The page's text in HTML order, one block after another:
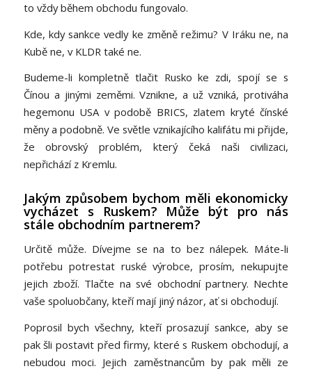
to vždy během obchodu fungovalo.
Kde, kdy sankce vedly ke změně režimu? V Iráku ne, na
Kubě ne, v KLDR také ne.
Budeme-li kompletně tlačit Rusko ke zdi, spojí se s
Čínou a jinými zeměmi. Vznikne, a už vzniká, protiváha
hegemonu USA v podobě BRICS, zlatem kryté čínské
měny a podobně. Ve světle vznikajícího kalifátu mi přijde,
že obrovský problém, který čeká naši civilizaci,
nepřichází z Kremlu.
Jakým způsobem bychom měli ekonomicky
vycházet s Ruskem? Může být pro nás
stále obchodním partnerem?
Určitě může. Dívejme se na to bez nálepek. Máte-li
potřebu potrestat ruské výrobce, prosím, nekupujte
jejich zboží. Tlačte na své obchodní partnery. Nechte
vaše spoluobčany, kteří mají jiný názor, ať si obchodují.
Poprosil bych všechny, kteří prosazují sankce, aby se
pak šli postavit před firmy, které s Ruskem obchodují, a
nebudou moci. Jejich zaměstnancům by pak měli ze